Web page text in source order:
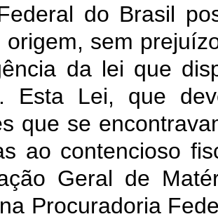
do Brasil
origem, sem
da lei que
Esta Lei, que
que se
ao contencioso
Geral de
Procuradoria